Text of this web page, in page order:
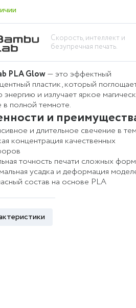
Скорость, интеллект и
безупречная печать.
PLA Glow— это эффектный
пластик, который
энергию и излучает яркое
в полной темноте.
и
и длительное свечение в
концентрация качественных
точность печати сложных форм
усадка и деформация
состав на основе PLA